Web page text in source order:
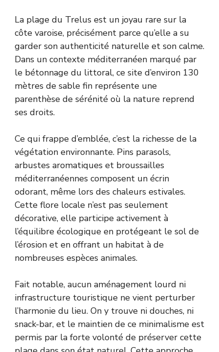
La plage du Trelus est un joyau rare sur la
côte varoise, précisément parce qu’elle a su
garder son authenticité naturelle et son calme.
Dans un contexte méditerranéen marqué par
le bétonnage du littoral, ce site d’environ 130
mètres de sable fin représente une
parenthèse de sérénité où la nature reprend
ses droits.
Ce qui frappe d’emblée, c’est la richesse de la
végétation environnante. Pins parasols,
arbustes aromatiques et broussailles
méditerranéennes composent un écrin
odorant, même lors des chaleurs estivales.
Cette flore locale n’est pas seulement
décorative, elle participe activement à
l’équilibre écologique en protégeant le sol de
l’érosion et en offrant un habitat à de
nombreuses espèces animales.
Fait notable, aucun aménagement lourd ni
infrastructure touristique ne vient perturber
l’harmonie du lieu. On y trouve ni douches, ni
snack-bar, et le maintien de ce minimalisme est
permis par la forte volonté de préserver cette